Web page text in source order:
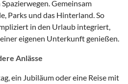
Gemeinsam
Parks und das Hinterland. So
in den Urlaub integriert,
eigenen Unterkunft genießen.
Anlässe
ein Jubiläum oder eine Reise mit